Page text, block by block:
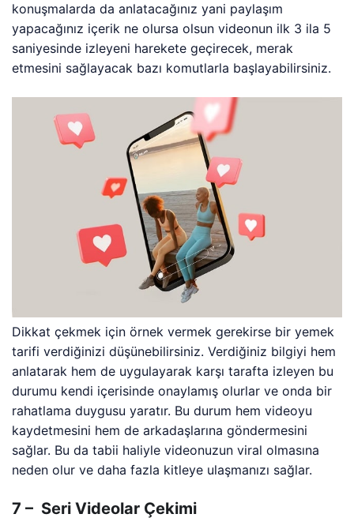
konuşmalarda da anlatacağınız yani paylaşım
yapacağınız içerik ne olursa olsun videonun ilk 3 ila 5
saniyesinde izleyeni harekete geçirecek, merak
etmesini sağlayacak bazı komutlarla başlayabilirsiniz.
Dikkat çekmek için örnek vermek gerekirse bir yemek
tarifi verdiğinizi düşünebilirsiniz. Verdiğiniz bilgiyi hem
anlatarak hem de uygulayarak karşı tarafta izleyen bu
durumu kendi içerisinde onaylamış olurlar ve onda bir
rahatlama duygusu yaratır. Bu durum hem videoyu
kaydetmesini hem de arkadaşlarına göndermesini
sağlar. Bu da tabii haliyle videonuzun viral olmasına
neden olur ve daha fazla kitleye ulaşmanızı sağlar.
7 – Seri Videolar Çekimi